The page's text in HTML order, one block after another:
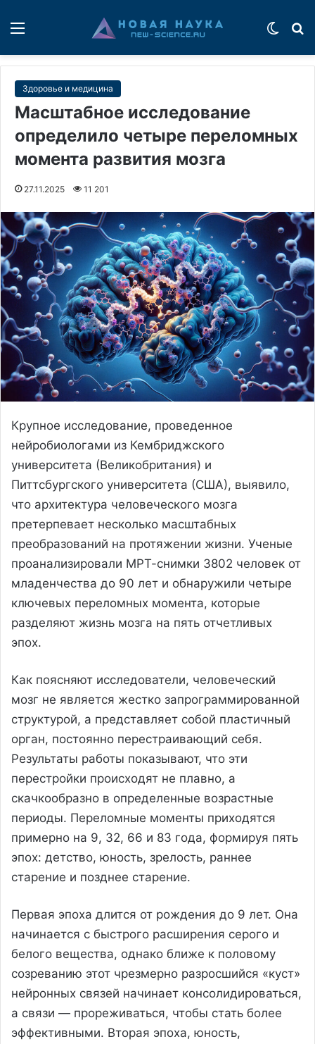
Здоровье и медицина
Масштабное исследование
определило четыре переломных
момента развития мозга
27.11.2025 11 201
Крупное исследование, проведенное
нейробиологами из Кембриджского
университета (Великобритания) и
Питтсбургского университета (США), выявило,
что архитектура человеческого мозга
претерпевает несколько масштабных
преобразований на протяжении жизни. Ученые
проанализировали МРТ-снимки 3802 человек от
младенчества до 90 лет и обнаружили четыре
ключевых переломных момента, которые
разделяют жизнь мозга на пять отчетливых
эпох.
Как поясняют исследователи, человеческий
мозг не является жестко запрограммированной
структурой, а представляет собой пластичный
орган, постоянно перестраивающий себя.
Результаты работы показывают, что эти
перестройки происходят не плавно, а
скачкообразно в определенные возрастные
периоды. Переломные моменты приходятся
примерно на 9, 32, 66 и 83 года, формируя пять
эпох: детство, юность, зрелость, раннее
старение и позднее старение.
Первая эпоха длится от рождения до 9 лет. Она
начинается с быстрого расширения серого и
белого вещества, однако ближе к половому
созреванию этот чрезмерно разросшийся «куст»
нейронных связей начинает консолидироваться,
а связи — прореживаться, чтобы стать более
эффективными. Вторая эпоха, юность,